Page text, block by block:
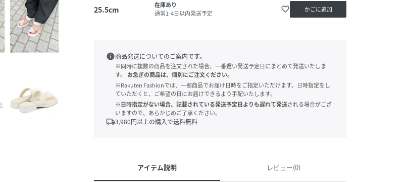
25.5cm
在庫あり
通常1-4日以内発送予定
favorite_border かごに追加
info商品発送についてのご案内です。
※同時に複数の商品を注文された場合、一番遅い発送予定日にまとめて発送いたしま
す。
お急ぎの商品は、個別にご注文ください。
※Rakuten Fashionでは、一部商品でお届け日時をご指定いただけます。日時指定をし
ていただくと、ご希望の日にお届けできるよう手配いたします。
※日時指定がない場合、記載されている発送予定日よりも遅れて発送される場合がござ
いますので、あらかじめご了承ください。
local_shipping3,980円以上の購入で送料無料
アイテム説明 レビュー(0)